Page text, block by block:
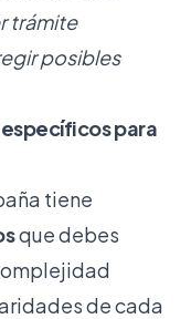
trámite
posibles
para
tiene
que debes
de cada